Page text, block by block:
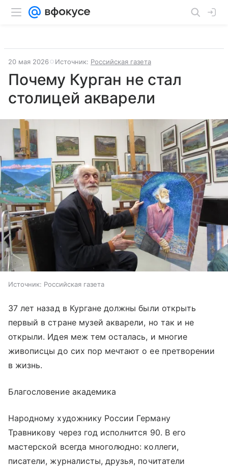
20 мая 2026 Источник: Российская газета
Почему Курган не стал
столицей акварели
Источник: Российская газета
37 лет назад в Кургане должны были открыть
первый в стране музей акварели, но так и не
открыли. Идея меж тем осталась, и многие
живописцы до сих пор мечтают о ее претворении
в жизнь.
Благословение академика
Народному художнику России Герману
Травникову через год исполнится 90. В его
мастерской всегда многолюдно: коллеги,
писатели, журналисты, друзья, почитатели